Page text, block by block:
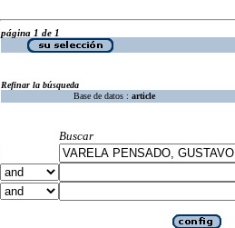
página 1 de 1
Refinar la búsqueda
Base de datos : article
Buscar